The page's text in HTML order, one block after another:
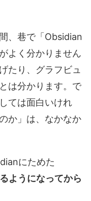
、巷で「Obsidian
よく分かりません
たり、グラフビュ
は分かります。で
ては面白いけれ
か」は、なかなか
にためた
ようになってから